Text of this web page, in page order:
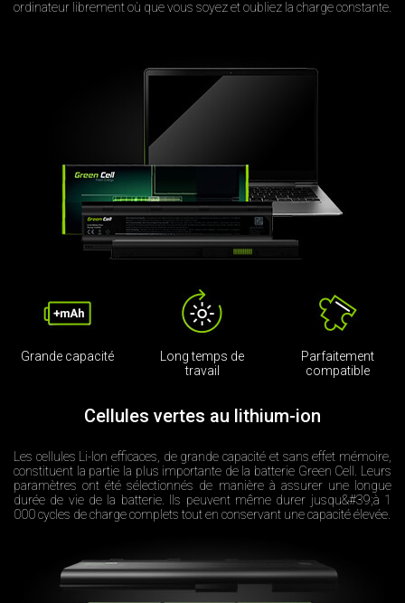
ordinateur librement où que vous soyez et oubliez la charge constante.
Grande capacité
Long temps de
travail
Parfaitement
compatible
Cellules vertes au lithium-ion
Les cellules Li-Ion efficaces, de grande capacité et sans effet mémoire,
constituent la partie la plus importante de la batterie Green Cell. Leurs
paramètres ont été sélectionnés de manière à assurer une longue
durée de vie de la batterie. Ils peuvent même durer jusqu&#39;à 1
000 cycles de charge complets tout en conservant une capacité élevée.